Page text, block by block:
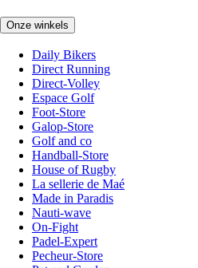
Onze winkels
Daily Bikers
Direct Running
Direct-Volley
Espace Golf
Foot-Store
Galop-Store
Golf and co
Handball-Store
House of Rugby
La sellerie de Maé
Made in Paradis
Nauti-wave
On-Fight
Padel-Expert
Pecheur-Store